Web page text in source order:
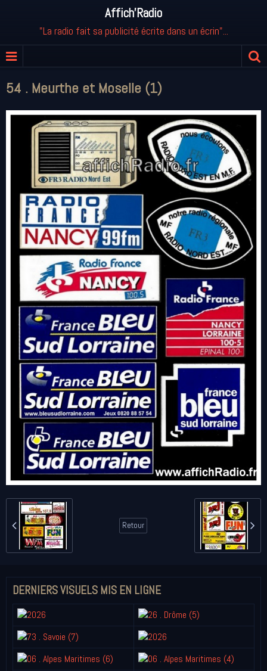
Affich'Radio
"La radio fait sa publicité écrite dans un écrin"...
54 . Meurthe et Moselle (1)
Retour
DERNIERS VISUELS MIS EN LIGNE